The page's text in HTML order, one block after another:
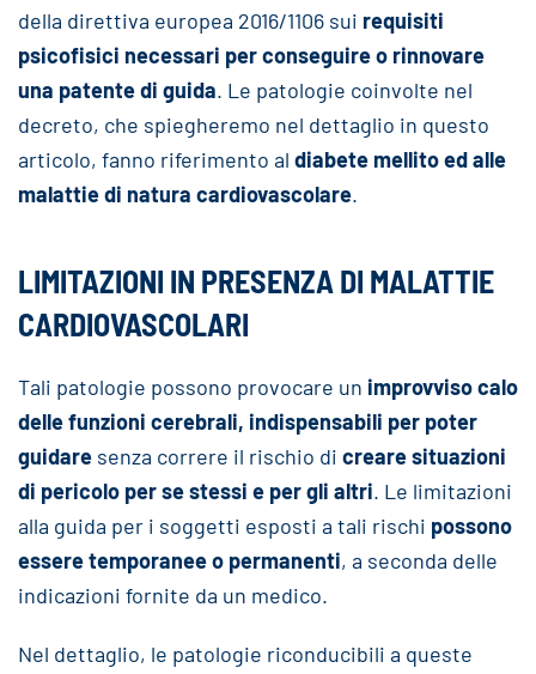
della direttiva europea 2016/1106 sui requisiti
psicofisici necessari per conseguire o rinnovare
una patente di guida. Le patologie coinvolte nel
decreto, che spiegheremo nel dettaglio in questo
articolo, fanno riferimento al diabete mellito ed alle
malattie di natura cardiovascolare.
LIMITAZIONI IN PRESENZA DI MALATTIE
CARDIOVASCOLARI
Tali patologie possono provocare un improvviso calo
delle funzioni cerebrali, indispensabili per poter
guidare senza correre il rischio di creare situazioni
di pericolo per se stessi e per gli altri. Le limitazioni
alla guida per i soggetti esposti a tali rischi possono
essere temporanee o permanenti, a seconda delle
indicazioni fornite da un medico.
Nel dettaglio, le patologie riconducibili a queste